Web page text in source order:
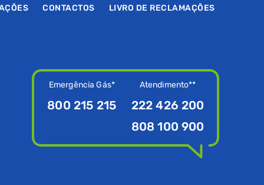
CONTACTOS LIVRO DE RECLAMAÇÕES
Emergência Gás*
800 215 215
Atendimento**
222 426 200
808 100 900